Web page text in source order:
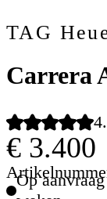
TAG
Carrera
€ 3.400
Op